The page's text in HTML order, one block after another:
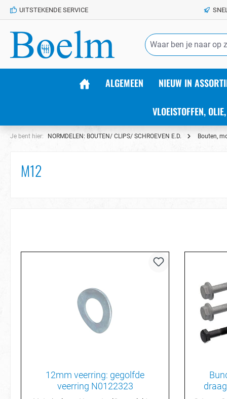
hoofdinhoud
UITSTEKENDE SERVICE
ALGEMEEN NIEUW IN
VLOEISTOFFEN,
Je bent hier: NORMDELEN: BOUTEN/ CLIPS/ SCHROEVEN E.D. Bouten,
M12
12mm veerring: gegolfde
veerring N0122323